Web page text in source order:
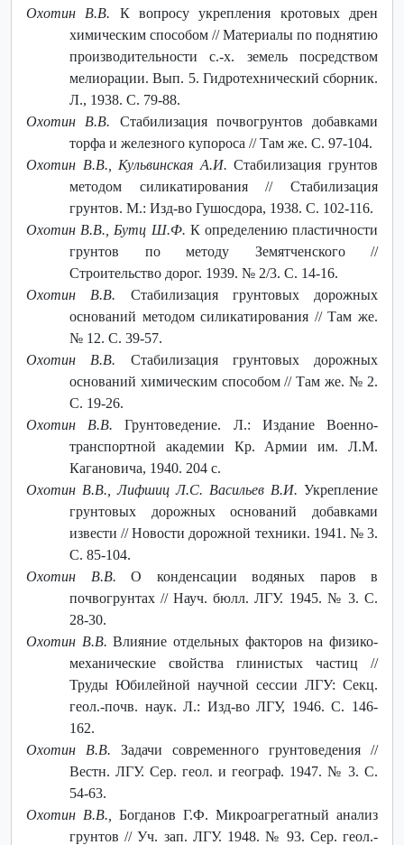
Охотин В.В. К вопросу укрепления кротовых дрен
химическим способом // Материалы по поднятию
производительности с.-х. земель посредством
мелиорации. Вып. 5. Гидротехнический сборник.
Л., 1938. С. 79-88.
Охотин В.В. Стабилизация почвогрунтов добавками
торфа и железного купороса // Там же. С. 97-104.
Охотин В.В., Кульвинская А.И. Стабилизация грунтов
методом силикатирования // Стабилизация
грунтов. М.: Изд-во Гушосдора, 1938. С. 102-116.
Охотин В.В., Бутц Ш.Ф. К определению пластичности
грунтов по методу Земятченского //
Строительство дорог. 1939. № 2/3. С. 14-16.
Охотин В.В. Стабилизация грунтовых дорожных
оснований методом силикатирования // Там же.
№ 12. С. 39-57.
Охотин В.В. Стабилизация грунтовых дорожных
оснований химическим способом // Там же. № 2.
С. 19-26.
Охотин В.В. Грунтоведение. Л.: Издание Военно-
транспортной академии Кр. Армии им. Л.М.
Кагановича, 1940. 204 с.
Охотин В.В., Лифшиц Л.С. Васильев В.И. Укрепление
грунтовых дорожных оснований добавками
извести // Новости дорожной техники. 1941. № 3.
С. 85-104.
Охотин В.В. О конденсации водяных паров в
почвогрунтах // Науч. бюлл. ЛГУ. 1945. № 3. С.
28-30.
Охотин В.В.Влияние отдельных факторов на физико-
механические свойства глинистых частиц //
Труды Юбилейной научной сессии ЛГУ: Секц.
геол.-почв. наук. Л.: Изд-во ЛГУ, 1946. С. 146-
162.
Охотин В.В. Задачи современного грунтоведения //
Вестн. ЛГУ. Сер. геол. и географ. 1947. № 3. С.
54-63.
Охотин В.В.,
Богданов Г.Ф. Микроагрегатный анализ
грунтов // Уч. зап. ЛГУ. 1948. № 93. Сер. геол.-